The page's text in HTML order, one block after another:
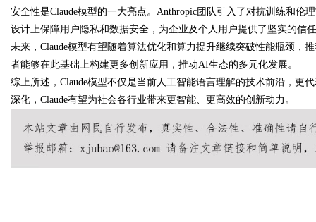
!
安全性是Claude模型的一大亮点。Anthropic团队引入了对抗训练和
设计上保障用户隐私和数据安全，为企业及个人用户提供了坚实的信
未来，Claude模型有望随着算法优化和算力提升继续突破性能瓶颈，
者能够在此基础上构建更多创新应用，推动AI生态的多元化发展。
综上所述，Claude模型不仅是当前人工智能语言理解的技术前沿，更
深化，Claude有望为社会各行业带来更智能、更高效的创新动力。